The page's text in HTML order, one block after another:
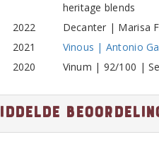
heritage blends
2022
Decanter | Marisa
2021
Vinous | Antonio
2020
Vinum | 92/100 |